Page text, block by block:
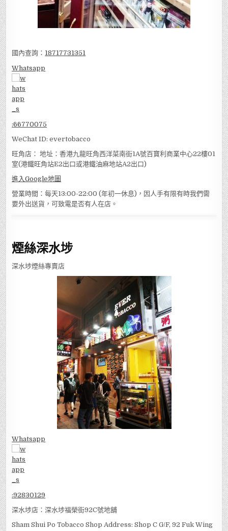
國內查詢： 18717731351
Whatsapp
:66770075
WeChat ID: evertobacco
旺角店： 地址：香港九龍旺角西洋菜南街1A號百寶利商業中心22樓01
室(港鐵旺角站E2出口或港鐵油麻地站A2出口)
進入Google地圖
營業時間：每天13:00-22:00 (年初一休息)，因人手有限有時我們需
要外出送貨，可致電是否有人在店。
煙絲深水埗
深水埗煙絲專賣店
Whatsapp
:92830129
深水埗店：深水埗福榮街92C號地舖
Sham Shui Po Tobacco Shop Address: Shop C G/F, 92 Fuk Wing